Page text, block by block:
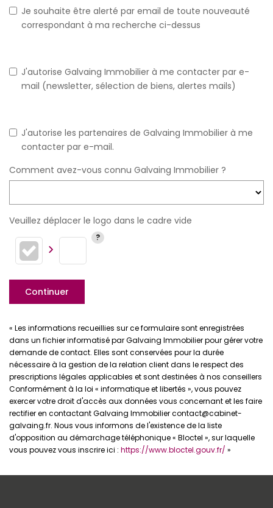
Je souhaite être alerté par email de toute nouveauté
correspondant à ma recherche ci-dessus
J'autorise Galvaing Immobilier à me contacter par e-
mail (newsletter, sélection de biens, alertes mails)
J'autorise les partenaires de Galvaing Immobilier à me
contacter par e-mail.
Comment avez-vous connu Galvaing Immobilier ?
Veuillez déplacer le logo dans le cadre vide
Continuer
« Les informations recueillies sur ce formulaire sont enregistrées
dans un fichier informatisé par Galvaing Immobilier pour gérer votre
demande de contact. Elles sont conservées pour la durée
nécessaire à la gestion de la relation client dans le respect des
prescriptions légales applicables et sont destinées à nos conseillers
Conformément à la loi « informatique et libertés », vous pouvez
exercer votre droit d'accès aux données vous concernant et les faire
rectifier en contactant Galvaing Immobilier contact@cabinet-
galvaing.fr. Nous vous informons de l'existence de la liste
d'opposition au démarchage téléphonique « Bloctel », sur laquelle
vous pouvez vous inscrire ici : https://www.bloctel.gouv.fr/ »